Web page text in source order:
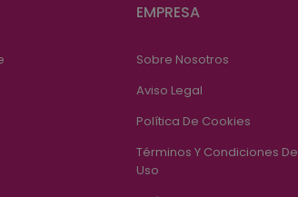
EMPRESA
Sobre Nosotros
Aviso Legal
Política De Cookies
Términos Y Condiciones De
Uso